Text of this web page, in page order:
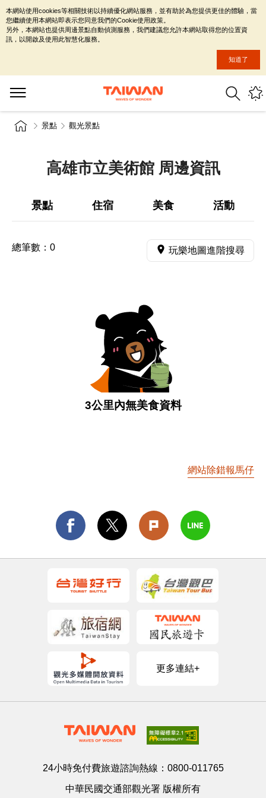
景點 觀光景點
高雄市立美術館 周邊資訊
景點 住宿 美食 活動
總筆數： 0 玩樂地圖進階搜尋
3公里內無美食資料
網站除錯報馬仔
更多連結+
24小時免付費旅遊諮詢熱線： 0800-011765
中華民國交通部觀光署 版權所有
本網站使用cookies等相關技術以持續優化網站服務，並有助於為您提供更佳的體驗，當
您繼續使用本網站即表示您同意我們的Cookie使用政策。
另外，本網站也提供周邊景點自動偵測服務，我們建議您允許本網站取得您的位置資
訊，以開啟及使用此智慧化服務。
知道了